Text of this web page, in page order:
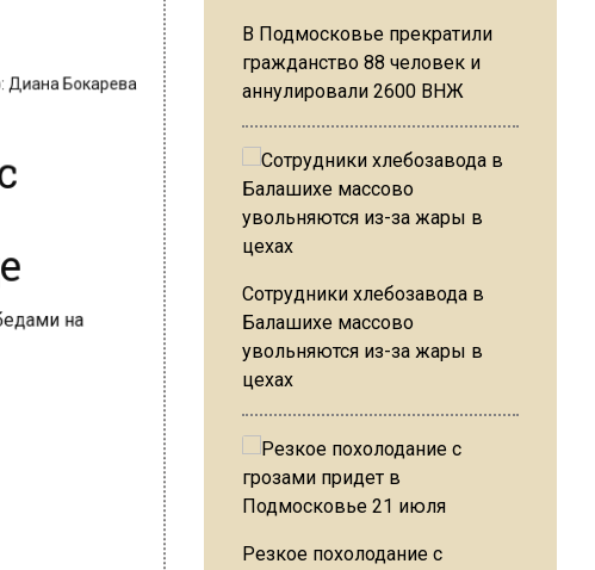
В Подмосковье прекратили
гражданство 88 человек и
аннулировали 2600 ВНЖ
Сотрудники хлебозавода в
Балашихе массово
увольняются из-за жары в
цехах
Резкое похолодание с